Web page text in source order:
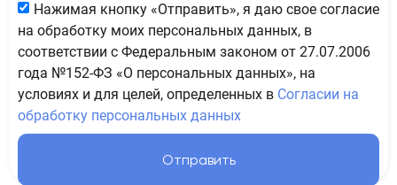
Нажимая кнопку «Отправить», я даю свое согласие
на обработку моих персональных данных, в
соответствии с Федеральным законом от 27.07.2006
года №152-ФЗ «О персональных данных», на
условиях и для целей, определенных в Согласии на
обработку персональных данных
Отправить